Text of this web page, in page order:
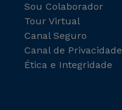
Sou Colaborador
Tour Virtual
Canal Seguro
Canal de Privacidade
Ética e Integridade